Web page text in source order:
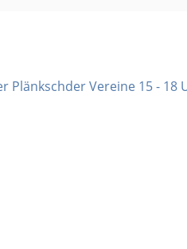
Plänkschder Vereine 15 - 18